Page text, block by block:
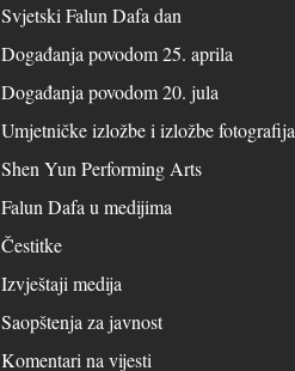
Svjetski Falun Dafa dan
Događanja povodom 25. aprila
Događanja povodom 20. jula
Umjetničke izložbe i izložbe fotografija
Shen Yun Performing Arts
Falun Dafa u medijima
Čestitke
Izvještaji medija
Saopštenja za javnost
Komentari na vijesti